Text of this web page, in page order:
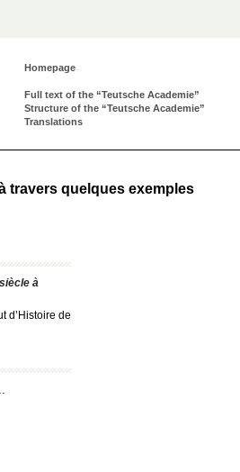
Homepage
Full text of the “Teutsche Academie”
Structure of the “Teutsche Academie”
Translations
travers quelques exemples
à
d’Histoire de